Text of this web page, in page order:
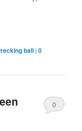
ball |0
0